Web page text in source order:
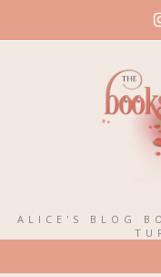
ALICE'S BLOG